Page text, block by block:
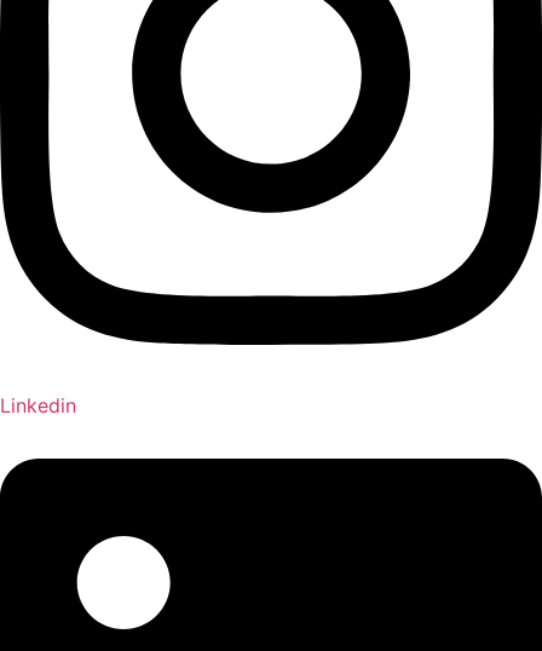
Linkedin